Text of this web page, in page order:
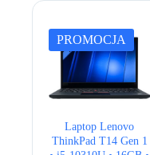
PROMOCJA
Laptop Lenovo
ThinkPad T14 Gen 1